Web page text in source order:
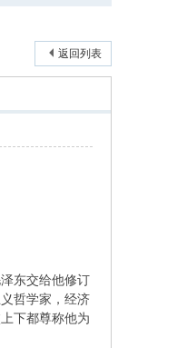
返回列表
东交给他修订
哲学家，经济
下都尊称他为